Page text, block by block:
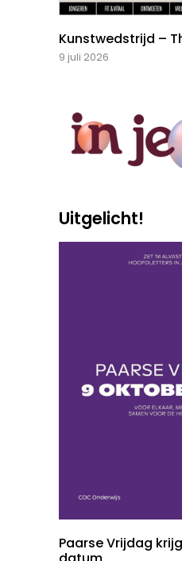
Kunstwedstrijd –
9 juli 2026
Uitgelicht!
Paarse Vrijdag